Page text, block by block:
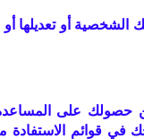
الشخصية أو تعديلها
حصولك على
في قوائم